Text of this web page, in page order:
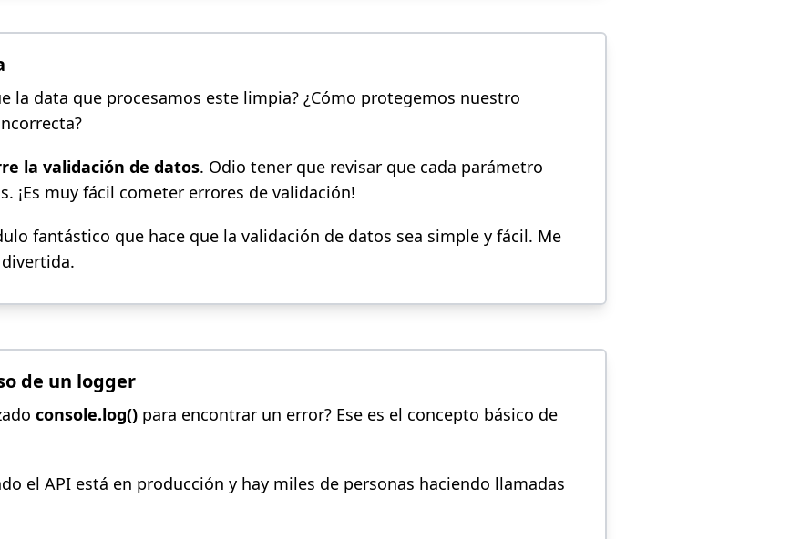
la data que procesamos este limpia? ¿Cómo protegemos nuestro
la validación de datos. Odio tener que revisar que cada parámetro
¡Es muy fácil cometer errores de validación!
fantástico que hace que la validación de datos sea simple y fácil. Me
de un logger
console.log() para encontrar un error? Ese es el concepto básico de
el API está en producción y hay miles de personas haciendo llamadas